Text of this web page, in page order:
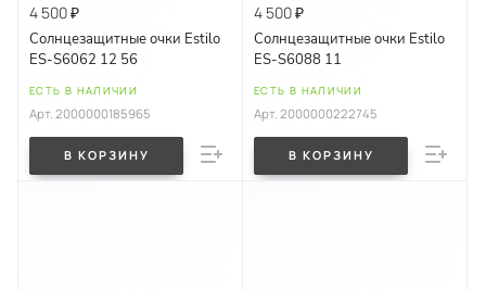
4 500 ₽
Солнцезащитные очки Estilo
ES-S6062 12 56
ЕСТЬ В НАЛИЧИИ
Арт. 2000000185965
В КОРЗИНУ
4 500 ₽
Солнцезащитные очки Estilo
ES-S6088 11
ЕСТЬ В НАЛИЧИИ
Арт. 2000000222745
В КОРЗИНУ